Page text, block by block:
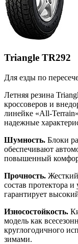
Triangle TR292
Для езды по
Летняя резина
кроссоверов и
линейке «All-
надежные
Шумность. Блоки
обеспечивают
повышенный
Прочность.
состав протектора
гарантирует
Износостойкость.
модель как
круглогодичного
зимами.